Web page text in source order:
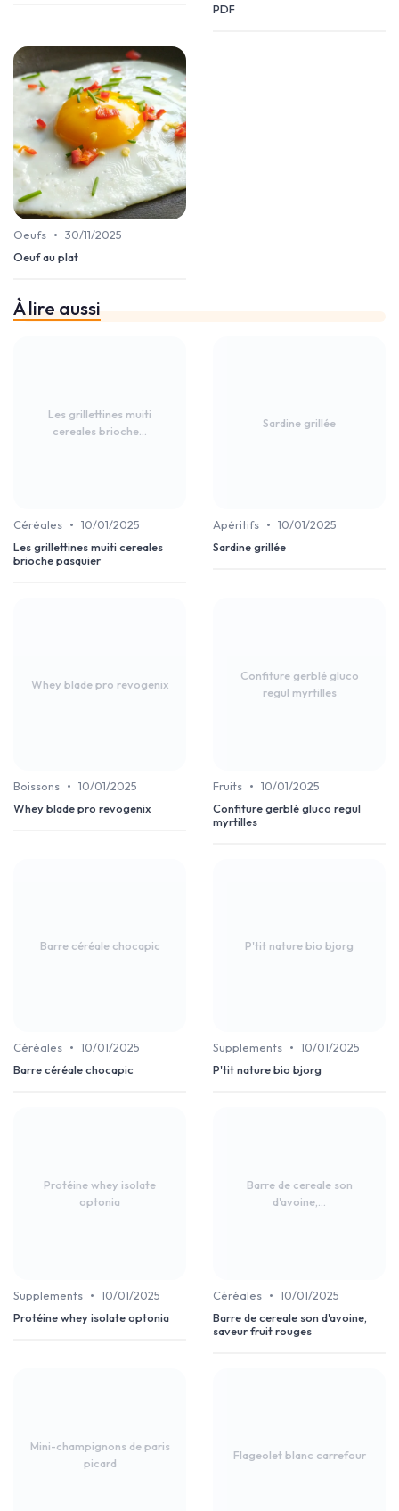
PDF
Oeufs • 30/11/2025
Oeuf au plat
À lire aussi
Les grillettines muiti
cereales brioche...
Céréales • 10/01/2025
Les grillettines muiti cereales
brioche pasquier
Sardine grillée
Apéritifs • 10/01/2025
Sardine grillée
Whey blade pro revogenix
Boissons • 10/01/2025
Whey blade pro revogenix
Confiture gerblé gluco
regul myrtilles
Fruits • 10/01/2025
Confiture gerblé gluco regul
myrtilles
Barre céréale chocapic
Céréales • 10/01/2025
Barre céréale chocapic
P'tit nature bio bjorg
Supplements • 10/01/2025
P'tit nature bio bjorg
Protéine whey isolate
optonia
Supplements • 10/01/2025
Protéine whey isolate optonia
Barre de cereale son
d'avoine,...
Céréales • 10/01/2025
Barre de cereale son d'avoine,
saveur fruit rouges
Mini-champignons de paris
picard
Flageolet blanc carrefour